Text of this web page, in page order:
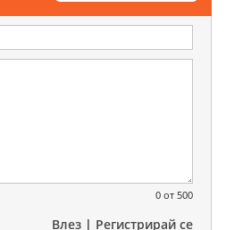
0 от 500
Влез | Регистрирай се